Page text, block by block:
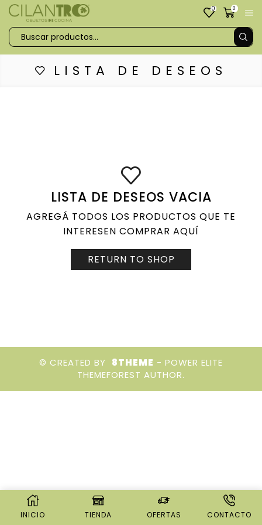
0 0
LISTA DE DESEOS
LISTA DE DESEOS VACIA
AGREGÁ TODOS LOS PRODUCTOS QUE TE
INTERESEN COMPRAR AQUÍ
RETURN TO SHOP
© CREATED BY 8THEME - POWER ELITE
THEMEFOREST AUTHOR.
INICIO TIENDA OFERTAS CONTACTO